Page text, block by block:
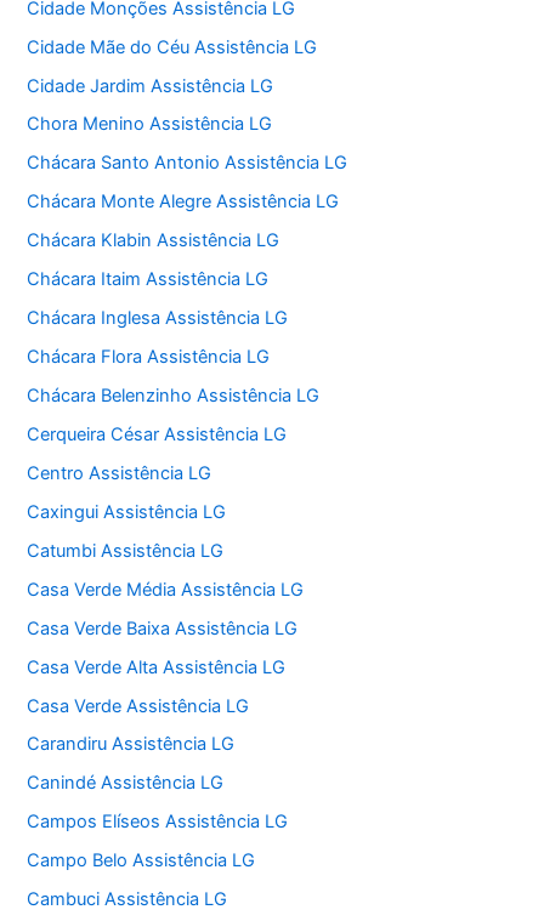
Cidade Monções Assistência LG
Cidade Mãe do Céu Assistência LG
Cidade Jardim Assistência LG
Chora Menino Assistência LG
Chácara Santo Antonio Assistência LG
Chácara Monte Alegre Assistência LG
Chácara Klabin Assistência LG
Chácara Itaim Assistência LG
Chácara Inglesa Assistência LG
Chácara Flora Assistência LG
Chácara Belenzinho Assistência LG
Cerqueira César Assistência LG
Centro Assistência LG
Caxingui Assistência LG
Catumbi Assistência LG
Casa Verde Média Assistência LG
Casa Verde Baixa Assistência LG
Casa Verde Alta Assistência LG
Casa Verde Assistência LG
Carandiru Assistência LG
Canindé Assistência LG
Campos Elíseos Assistência LG
Campo Belo Assistência LG
Cambuci Assistência LG